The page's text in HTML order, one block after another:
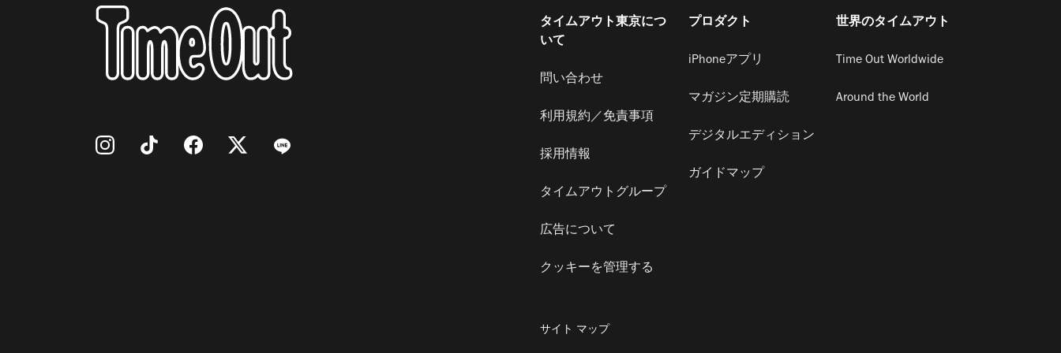
タイムアウト東京につ
いて
問い合わせ
利用規約／免責事項
採用情報
タイムアウトグループ
広告について
クッキーを管理する
プロダクト
iPhoneアプリ
マガジン定期購読
デジタルエディション
ガイドマップ
世界のタイムアウト
Time Out Worldwide
Around the World
サイト マップ